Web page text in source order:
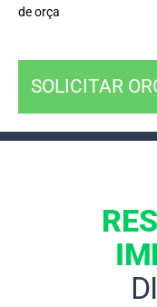
de orça
SOLICITAR